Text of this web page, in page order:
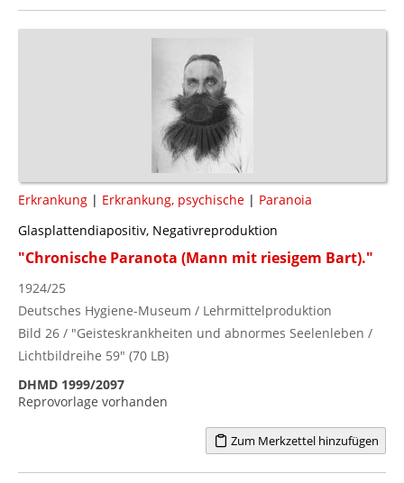
Erkrankung | Erkrankung, psychische | Paranoia
Glasplattendiapositiv, Negativreproduktion
"Chronische Paranota (Mann mit riesigem Bart)."
1924/25
Deutsches Hygiene-Museum / Lehrmittelproduktion
Bild 26 / "Geisteskrankheiten und abnormes Seelenleben /
Lichtbildreihe 59" (70 LB)
DHMD 1999/2097
Reprovorlage vorhanden
Zum Merkzettel hinzufügen